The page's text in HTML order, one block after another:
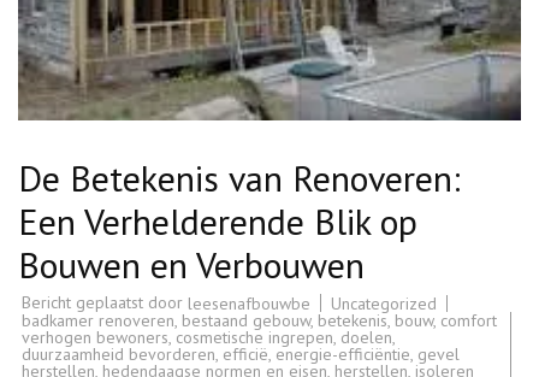
De Betekenis van Renoveren:
Een Verhelderende Blik op
Bouwen en Verbouwen
Bericht geplaatst door leesenafbouwbe
Uncategorized
badkamer renoveren, bestaand gebouw, betekenis, bouw, comfort
verhogen bewoners, cosmetische ingrepen, doelen,
duurzaamheid bevorderen, efficië, energie-efficiëntie, gevel
herstellen, hedendaagse normen en eisen, herstellen, isoleren